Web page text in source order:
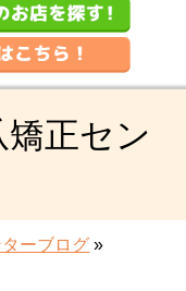
矯正セン
ーブログ »